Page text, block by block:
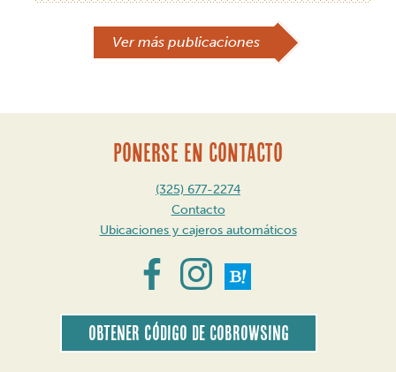
Navegación
publicaciones
Ver más publicaciones
PONERSE EN CONTACTO
(325) 677-2274
Contacto
Ubicaciones y cajeros automáticos
Obtener código de CoBrowsing